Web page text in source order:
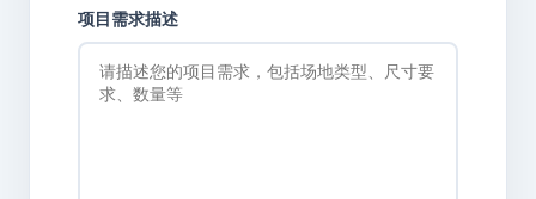
项目需求描述